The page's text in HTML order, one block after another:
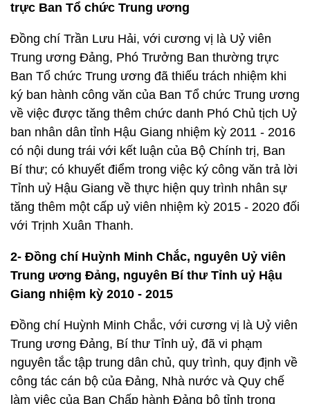
trực Ban Tổ chức Trung ương
Đồng chí Trần Lưu Hải, với cương vị là Uỷ viên
Trung ương Đảng, Phó Trưởng Ban thường trực
Ban Tổ chức Trung ương đã thiếu trách nhiệm khi
ký ban hành công văn của Ban Tổ chức Trung ương
về việc được tăng thêm chức danh Phó Chủ tịch Uỷ
ban nhân dân tỉnh Hậu Giang nhiệm kỳ 2011 - 2016
có nội dung trái với kết luận của Bộ Chính trị, Ban
Bí thư; có khuyết điểm trong việc ký công văn trả lời
Tỉnh uỷ Hậu Giang về thực hiện quy trình nhân sự
tăng thêm một cấp uỷ viên nhiệm kỳ 2015 - 2020 đối
với Trịnh Xuân Thanh.
2- Đồng chí Huỳnh Minh Chắc, nguyên Uỷ viên
Trung ương Đảng, nguyên Bí thư Tỉnh uỷ Hậu
Giang nhiệm kỳ 2010 - 2015
Đồng chí Huỳnh Minh Chắc, với cương vị là Uỷ viên
Trung ương Đảng, Bí thư Tỉnh uỷ, đã vi phạm
nguyên tắc tập trung dân chủ, quy trình, quy định về
công tác cán bộ của Đảng, Nhà nước và Quy chế
làm việc của Ban Chấp hành Đảng bộ tỉnh trong